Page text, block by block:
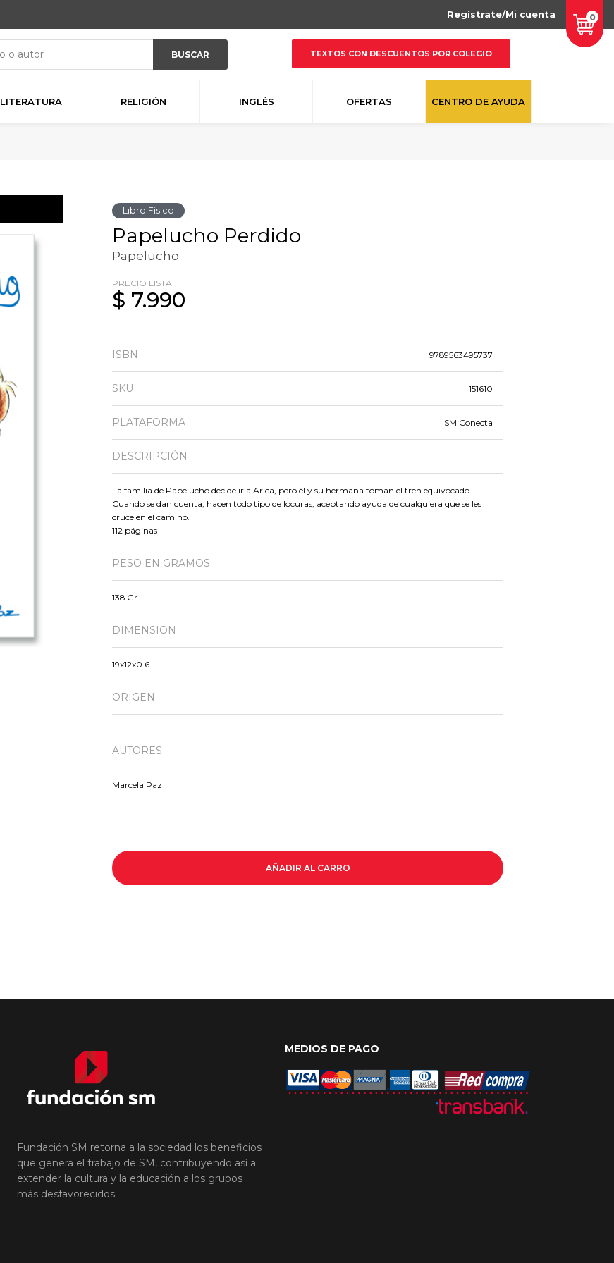
0
Regístrate/Mi cuenta
BUSCAR TEXTOS CON DESCUENTOS POR COLEGIO
LITERATURA RELIGIÓN INGLÉS OFERTAS CENTRO DE AYUDA
Libro Físico
Papelucho Perdido
Papelucho
PRECIO LISTA
$ 7.990
ISBN 9789563495737
SKU 151610
PLATAFORMA SM Conecta
DESCRIPCIÓN
La familia de Papelucho decide ir a Arica, pero él y su hermana toman el tren equivocado.
Cuando se dan cuenta, hacen todo tipo de locuras, aceptando ayuda de cualquiera que se les
cruce en el camino.
112 páginas
PESO EN GRAMOS
138 Gr.
DIMENSION
19x12x0.6
ORIGEN
AUTORES
Marcela Paz
AÑADIR AL CARRO
Fundación SM retorna a la sociedad los beneficios
que genera el trabajo de SM, contribuyendo así a
extender la cultura y la educación a los grupos
más desfavorecidos.
MEDIOS DE PAGO